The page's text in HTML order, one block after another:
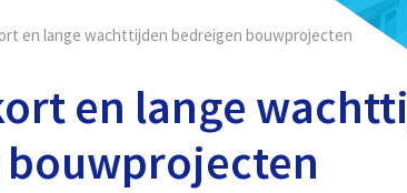
en lange wachttijden bedreigen bouwprojecten
en lange